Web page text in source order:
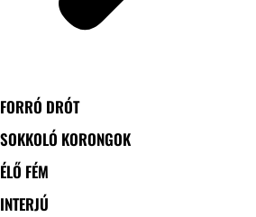
FORRÓ DRÓT
SOKKOLÓ KORONGOK
ÉLŐ FÉM
INTERJÚ